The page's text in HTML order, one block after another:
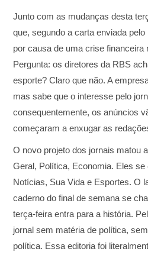
Junto com as mudanças desta
que, segundo a carta enviada
por causa de uma crise
Pergunta: os diretores da RBS
esporte? Claro que não. A
mas sabe que o interesse pelo
consequentemente, os anúncios
começaram a enxugar as
O novo projeto dos jornais matou
Geral, Política, Economia. Eles se
Notícias, Sua Vida e Esportes. O
caderno do final de semana se
terça-feira entra para a história.
jornal sem matéria de política,
política. Essa editoria foi